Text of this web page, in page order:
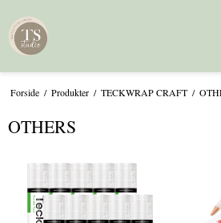
Forside / Produkter / TECKWRAP CRAFT /
OTHERS